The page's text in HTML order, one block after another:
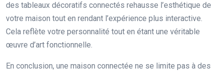
des tableaux décoratifs connectés rehausse l’esthétique de
votre maison tout en rendant l’expérience plus interactive.
Cela reflète votre personnalité tout en étant une véritable
œuvre d’art fonctionnelle.
En conclusion, une maison connectée ne se limite pas à des